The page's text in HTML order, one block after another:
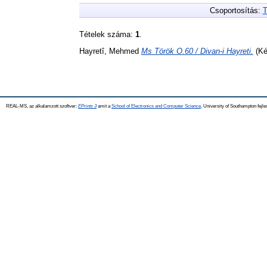
Csoportosítás:
Tételek száma: 1
Hayretî, Mehmed Ms Török O.60 / Divan-i Hayreti.
REAL-MS, az alkalamzott szoftver: EPrints 3amit a School of Electronics and Computer Science , University of Southampton